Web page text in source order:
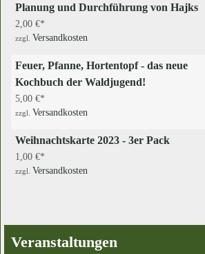
Planung und Durchführung von Hajks
2,00 €
zzgl. Versandkosten
Feuer, Pfanne, Hortentopf - das neue
Kochbuch der Waldjugend!
5,00 €
zzgl. Versandkosten
Weihnachtskarte 2023 - 3er Pack
1,00 €
zzgl. Versandkosten
Veranstaltungen